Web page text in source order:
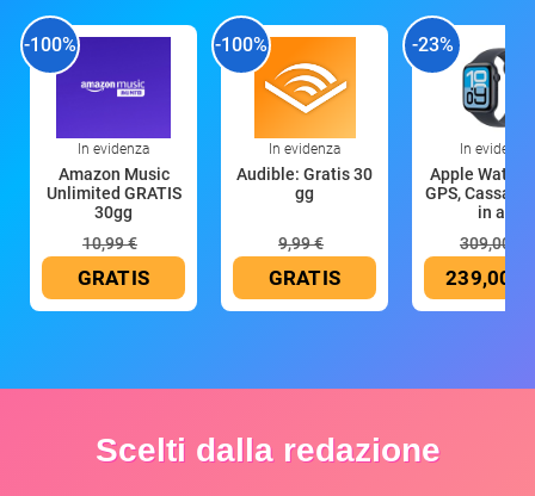
-100%
In evidenza
Amazon Music
Unlimited GRATIS
30gg
10,99 €
GRATIS
-100%
In evidenza
Audible: Gratis 30
gg
9,99 €
GRATIS
-23%
In evidenza
Apple Watch
GPS, Cassa
in all
309,00 €
239,00 €
Scelti dalla redazione